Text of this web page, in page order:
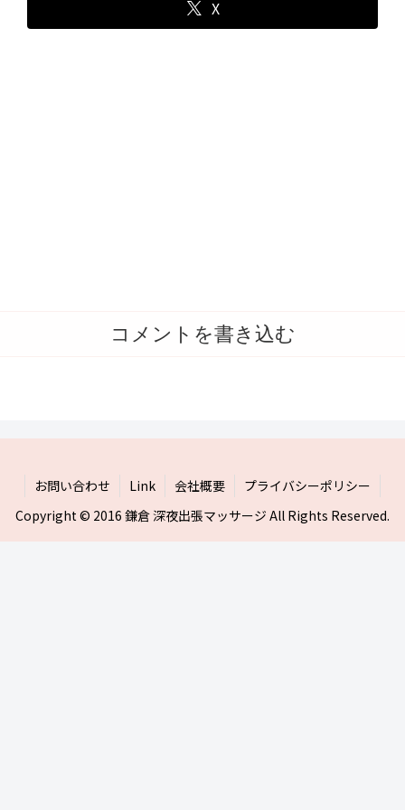
X
コメントを書き込む
お問い合わせ Link 会社概要
プライバシーポリシー
Copyright © 2016 鎌倉 深夜出張マッサージ All Rights Reserved.